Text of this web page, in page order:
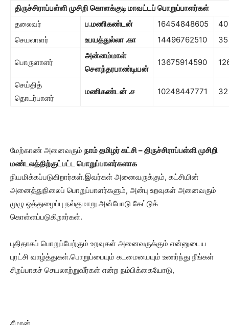
திருச்சிராப்பள்ளி முசிறி கொளக்குடி மாவட்டப் பொறுப்பாளர்கள்
தலைவர்
ப.மணிகண்டன் 16454848605
40
செயலாளர்
உபயத்துல்லா .கா 14496762510 35
பொருளாளர்
அன்னம்மாள்
சௌந்தரபாண்டியன்
13675914590
செய்தித்
தொடர்பாளர்
மணிகண்டன் .ச 10248447771 32
மேற்காண் அனைவரும் நாம் தமிழர் கட்சி – திருச்சிராப்பள்ளி முசிறி
மண்டலத்திற்குட்பட்ட பொறுப்பாளர்களாக
நியமிக்கப்படுகிறார்கள்.இவர்கள் அனைவருக்கும், கட்சியின்
அனைத்துநிலைப் பொறுப்பாளர்களும், அன்பு உறவுகள் அனைவரும்
முழு ஒத்துழைப்பு நல்குமாறு அன்போடு கேட்டுக்
கொள்ளப்படுகிறார்கள்.
புதிதாகப் பொறுப்பேற்கும் உறவுகள் அனைவருக்கும் என்னுடைய
புரட்சி வாழ்த்துகள்.பொறுப்பையும் கடமையையும் உணர்ந்து நீங்கள்
சிறப்பாகச் செயலாற்றுவீர்கள் என்ற நம்பிக்கையோடு,